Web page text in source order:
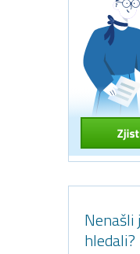
Nenašli
hledali?